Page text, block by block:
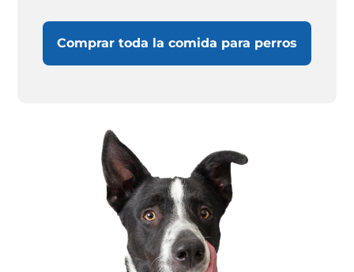
Comprar toda la comida para perros